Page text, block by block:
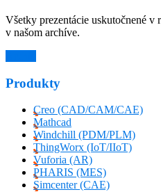
Všetky prezentácie uskutočnené v
v našom archíve.
Produkty
Creo (CAD/CAM/CAE)
Mathcad
Windchill (PDM/PLM)
ThingWorx (IoT/IIoT)
Vuforia (AR)
PHARIS (MES)
Simcenter (CAE)